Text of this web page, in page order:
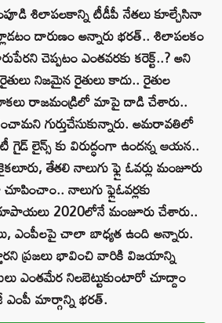
శిలాపలకాన్ని టీడీపీ నేతలు కూల్చేసినా
దారుణం అన్నారు భరత్.. శిలాపలకం
చెప్పటం ఎంతవరకు కరెక్ట్..? అని
నిజమైన రైతులు కాదు.. రైతుల
రాజమండ్రిలో మాపై దాడి చేశారు..
గుర్తుచేసుకున్నారు. అమరావతిలో
గైడ్ లైన్స్ కు విరుద్ధంగా ఉందన్న ఆయన..
తేతలి నాలుగు ఫ్లై ఓవర్లు మంజూరు
నాలుగు ఫ్లైఓవర్లకు
2020లోనే మంజూరు చేశారు..
ఎంపీలపై చాలా బాధ్యత ఉంది అన్నారు.
ప్రజలు భావించి వారికి విజయాన్ని
ఎంతమేర నిలబెట్టుకుంటారో చూద్దాం
మార్గాన్ని భరత్.